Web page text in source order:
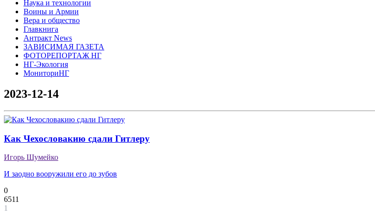
Наука и технологии
Воины и Армии
Вера и общество
Главкнига
Антракт News
ЗАВИСИМАЯ ГАЗЕТА
ФОТОРЕПОРТАЖ НГ
НГ-Экология
МониториНГ
2023-12-14
Как Чехословакию сдали Гитлеру
Игорь Шумейко
И заодно вооружили его до зубов
0
6511
1